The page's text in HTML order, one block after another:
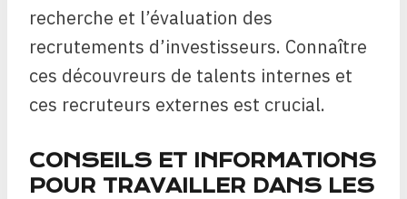
recherche et l’évaluation des
recrutements d’investisseurs. Connaître
ces découvreurs de talents internes et
ces recruteurs externes est crucial.
CONSEILS ET INFORMATIONS
POUR TRAVAILLER DANS LES